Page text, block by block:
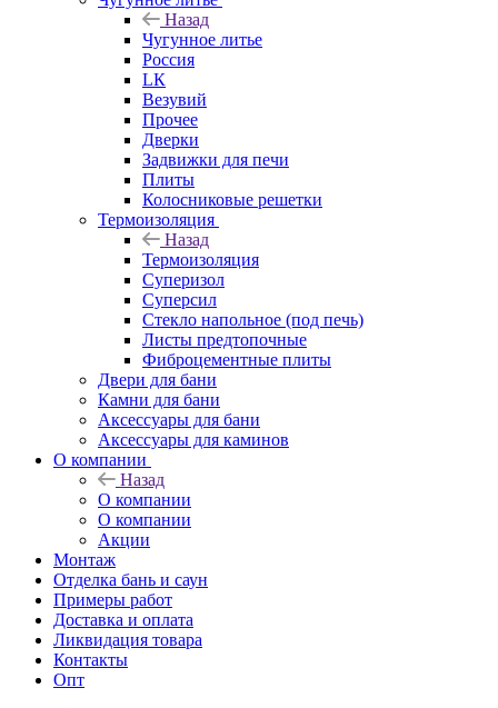
Назад
Чугунное литье
Россия
LК
Везувий
Прочее
Дверки
Задвижки для печи
Плиты
Колосниковые решетки
Термоизоляция
Назад
Термоизоляция
Суперизол
Суперсил
Стекло напольное (под печь)
Листы предтопочные
Фиброцементные плиты
Двери для бани
Камни для бани
Аксессуары для бани
Аксессуары для каминов
О компании
Назад
О компании
О компании
Акции
Монтаж
Отделка бань и саун
Примеры работ
Доставка и оплата
Ликвидация товара
Контакты
Опт